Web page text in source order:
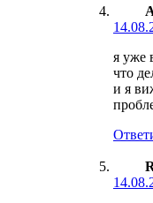
я уже
что
и я